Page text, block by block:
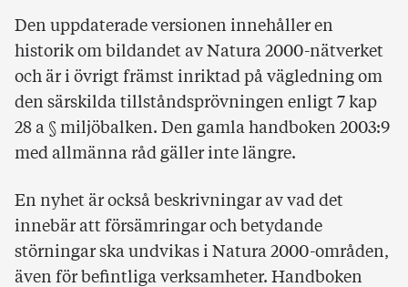
Den uppdaterade versionen innehåller en
historik om bildandet av Natura 2000-nätverket
och är i övrigt främst inriktad på vägledning om
den särskilda tillståndsprövningen enligt 7 kap
28 a § miljöbalken. Den gamla handboken 2003:9
med allmänna råd gäller inte längre.
En nyhet är också beskrivningar av vad det
innebär att försämringar och betydande
störningar ska undvikas i Natura 2000-områden,
även för befintliga verksamheter. Handboken